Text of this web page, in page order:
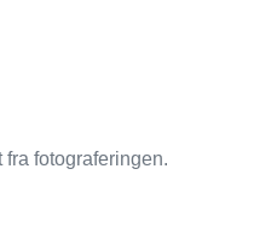
fra fotograferingen.